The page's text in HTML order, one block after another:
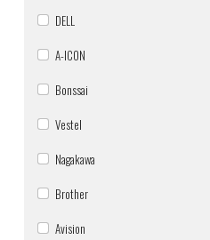
DELL
A-ICON
Bonssai
Vestel
Nagakawa
Brother
Avision